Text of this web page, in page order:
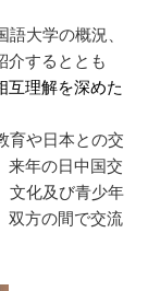
大学の概況、
介するととも
互理解を深めた
育や日本との交
来年の日中国交
文化及び青少年
双方の間で交流